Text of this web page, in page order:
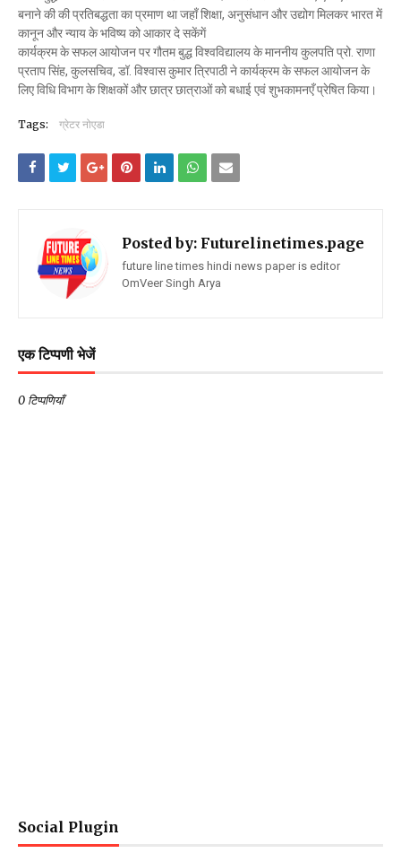
बनाने की की प्रतिबद्धता का प्रमाण था जहाँ शिक्षा, अनुसंधान और उद्योग मिलकर भारत में
कानून और न्याय के भविष्य को आकार दे सकेंगें
कार्यक्रम के सफल आयोजन पर गौतम बुद्ध विश्वविद्यालय के माननीय कुलपति प्रो. राणा
प्रताप सिंह, कुलसचिव, डॉ. विश्वास कुमार त्रिपाठी ने कार्यक्रम के सफल आयोजन के
लिए विधि विभाग के शिक्षकों और छात्र छात्राओं को बधाई एवं शुभकामनएँ प्रेषित किया।
Tags: ग्रेटर नोएडा
Posted by: Futurelinetimes.page
future line times hindi news paper is editor
OmVeer Singh Arya
एक टिप्पणी भेजें
0 टिप्पणियाँ
Social Plugin